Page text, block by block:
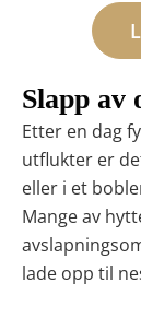
Slapp av
Etter en dag
utflukter er
eller i et
Mange av
lade opp til